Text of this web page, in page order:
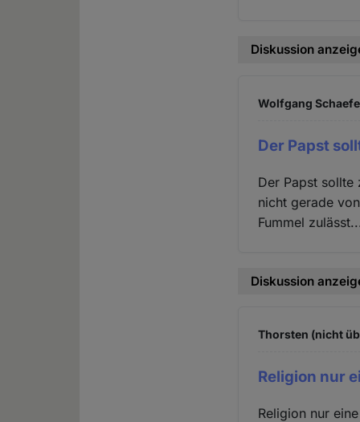
Diskussion
Wolfgang
Der Papst
Der Papst sollte
nicht gerade
Fummel
Diskussion
Thorsten (nicht
Religion nur
Religion nur